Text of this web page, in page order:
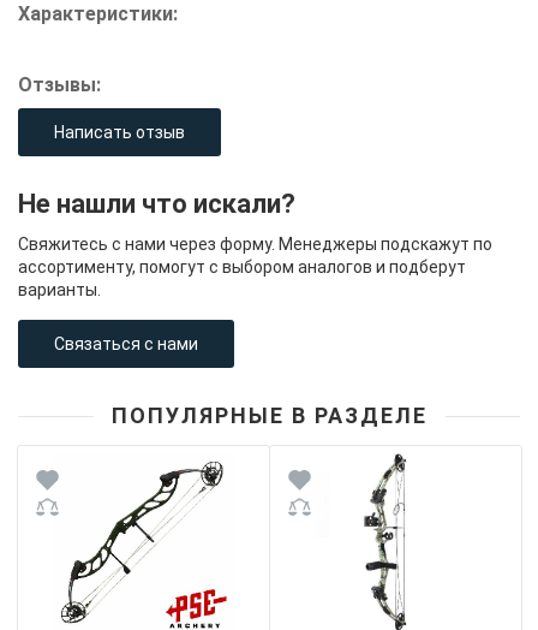
Характеристики:
Отзывы:
Написать отзыв
Не нашли что искали?
Свяжитесь с нами через форму. Менеджеры подскажут по
ассортименту, помогут с выбором аналогов и подберут
варианты.
Связаться с нами
ПОПУЛЯРНЫЕ В РАЗДЕЛЕ